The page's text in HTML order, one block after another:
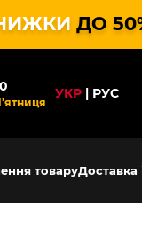
ДО
УКР РУС
товаруДоставка